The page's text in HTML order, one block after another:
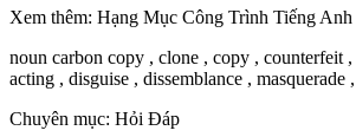
Xem thêm: Hạng Mục Công Trình Tiếng
noun carbon copy , clone , copy , counterfeit
acting , disguise , dissemblance , masquerade
Chuyên mục: Hỏi Đáp